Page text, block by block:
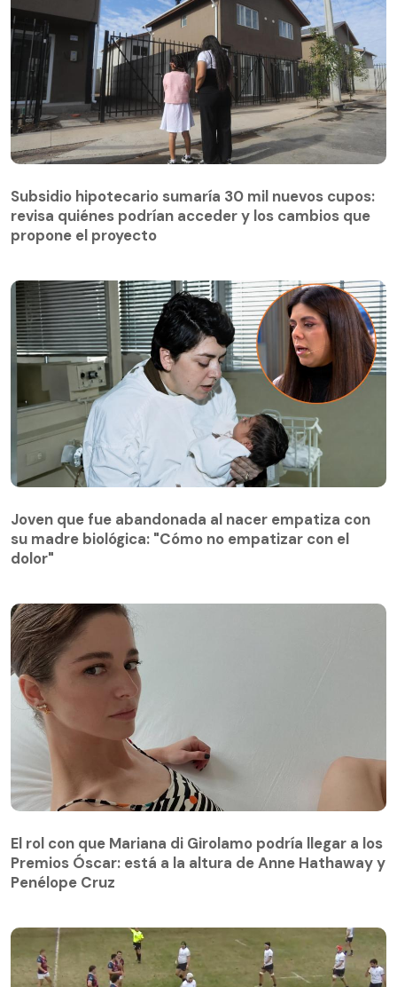
Subsidio hipotecario sumaría 30 mil nuevos cupos:
revisa quiénes podrían acceder y los cambios que
propone el proyecto
su madre biológica: "Cómo no empatizar con el
dolor"
Joven que fue abandonada al nacer empatiza con
su madre biológica: "Cómo no empatizar con el
dolor"
El rol con que Mariana di Girolamo podría llegar a los
Premios Óscar: está a la altura de Anne Hathaway y
Penélope Cruz